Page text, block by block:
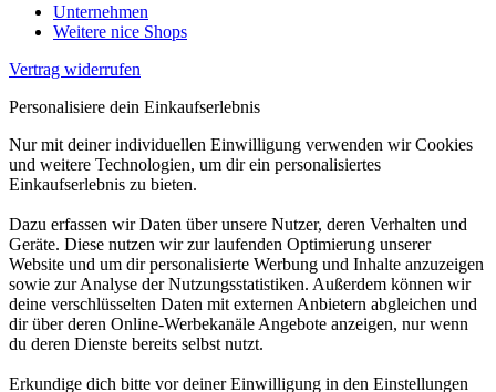
Unternehmen
Weitere nice Shops
Vertrag widerrufen
Personalisiere dein Einkaufserlebnis
Nur mit deiner individuellen Einwilligung verwenden wir Cookies
und weitere Technologien, um dir ein personalisiertes
Einkaufserlebnis zu bieten.
Dazu erfassen wir Daten über unsere Nutzer, deren Verhalten und
Geräte. Diese nutzen wir zur laufenden Optimierung unserer
Website und um dir personalisierte Werbung und Inhalte anzuzeigen
sowie zur Analyse der Nutzungsstatistiken. Außerdem können wir
deine verschlüsselten Daten mit externen Anbietern abgleichen und
dir über deren Online-Werbekanäle Angebote anzeigen, nur wenn
du deren Dienste bereits selbst nutzt.
Erkundige dich bitte vor deiner Einwilligung in den Einstellungen